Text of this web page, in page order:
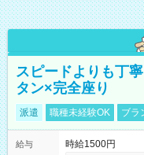
スピードよりも丁
タン×完全座り
派遣 職種未経験OK ブラ
給与
時給1500円